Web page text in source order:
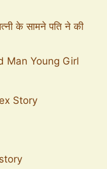
के सामने पति ने की
Man Young Girl
Story